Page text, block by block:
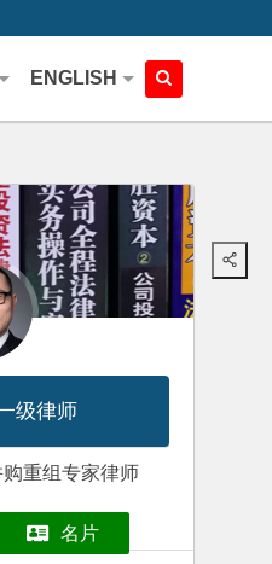
ENGLISH
级律师
重组专家律师
名片